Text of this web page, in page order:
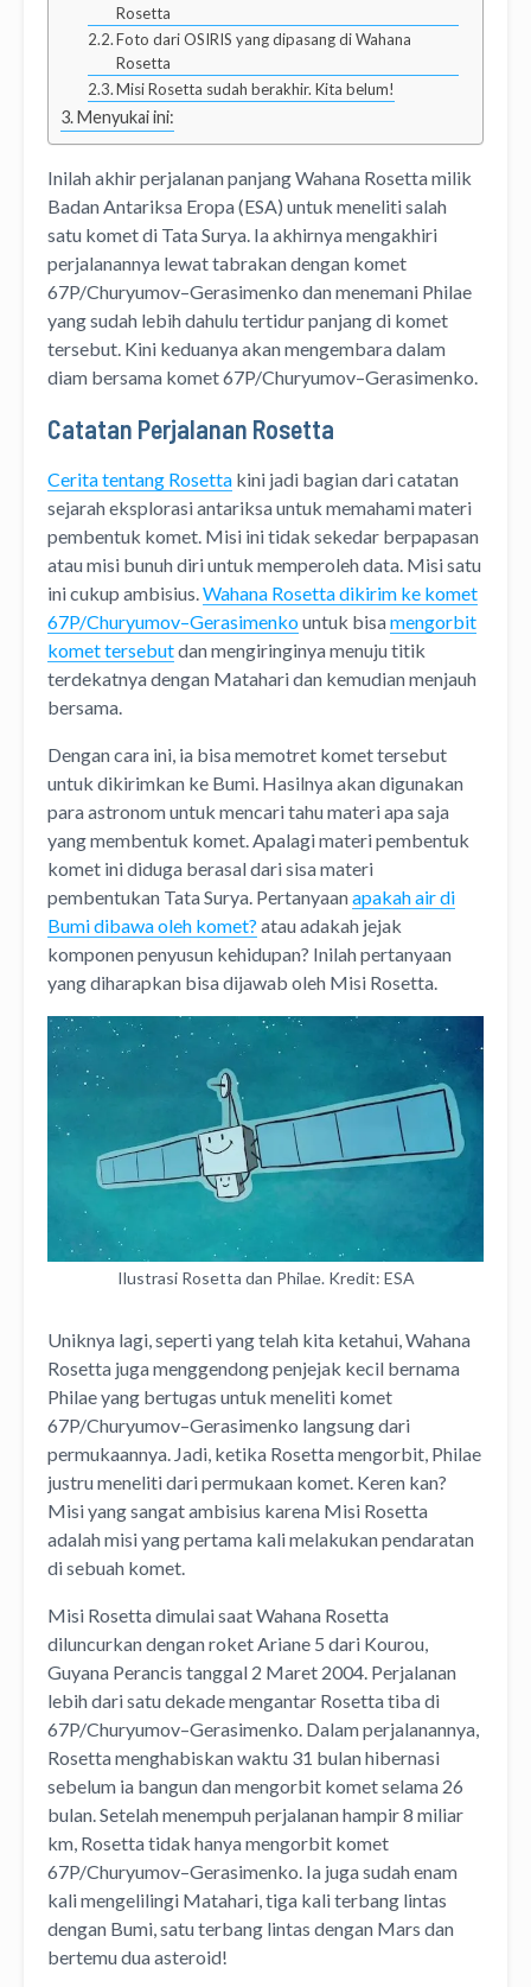
Rosetta
Foto dari OSIRIS yang dipasang di Wahana
Rosetta
Misi Rosetta sudah berakhir. Kita belum!
Menyukai ini:
Inilah akhir perjalanan panjang Wahana Rosetta milik
Badan Antariksa Eropa (ESA) untuk meneliti salah
satu komet di Tata Surya. Ia akhirnya mengakhiri
perjalanannya lewat tabrakan dengan komet
67P/Churyumov–Gerasimenko dan menemani Philae
yang sudah lebih dahulu tertidur panjang di komet
tersebut. Kini keduanya akan mengembara dalam
diam bersama komet 67P/Churyumov–Gerasimenko.
Catatan Perjalanan Rosetta
Cerita tentang Rosetta kini jadi bagian dari catatan
sejarah eksplorasi antariksa untuk memahami materi
pembentuk komet. Misi ini tidak sekedar berpapasan
atau misi bunuh diri untuk memperoleh data. Misi satu
ini cukup ambisius. Wahana Rosetta dikirim ke komet
67P/Churyumov–Gerasimenkountuk bisamengorbit
komet tersebutdan mengiringinya menuju titik
terdekatnya dengan Matahari dan kemudian menjauh
bersama.
Dengan cara ini, ia bisa memotret komet tersebut
untuk dikirimkan ke Bumi. Hasilnya akan digunakan
para astronom untuk mencari tahu materi apa saja
yang membentuk komet. Apalagi materi pembentuk
komet ini diduga berasal dari sisa materi
pembentukan Tata Surya. Pertanyaanapakah air di
Bumi dibawa oleh komet? atau adakah jejak
komponen penyusun kehidupan? Inilah pertanyaan
yang diharapkan bisa dijawab oleh Misi Rosetta.
Ilustrasi Rosetta dan Philae. Kredit: ESA
Uniknya lagi, seperti yang telah kita ketahui, Wahana
Rosetta juga menggendong penjejak kecil bernama
Philae yang bertugas untuk meneliti komet
67P/Churyumov–Gerasimenko langsung dari
permukaannya. Jadi, ketika Rosetta mengorbit, Philae
justru meneliti dari permukaan komet. Keren kan?
Misi yang sangat ambisius karena Misi Rosetta
adalah misi yang pertama kali melakukan pendaratan
di sebuah komet.
Misi Rosetta dimulai saat Wahana Rosetta
diluncurkan dengan roket Ariane 5 dari Kourou,
Guyana Perancis tanggal 2 Maret 2004. Perjalanan
lebih dari satu dekade mengantar Rosetta tiba di
67P/Churyumov–Gerasimenko. Dalam perjalanannya,
Rosetta menghabiskan waktu 31 bulan hibernasi
sebelum ia bangun dan mengorbit komet selama 26
bulan. Setelah menempuh perjalanan hampir 8 miliar
km, Rosetta tidak hanya mengorbit komet
67P/Churyumov–Gerasimenko. Ia juga sudah enam
kali mengelilingi Matahari, tiga kali terbang lintas
dengan Bumi, satu terbang lintas dengan Mars dan
bertemu dua asteroid!